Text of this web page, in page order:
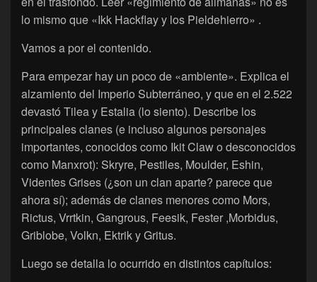
lo mismo que «Ikk Hackflay y los Pieldehierro» .
Vamos a por el contenido.
Para empezar hay un poco de «ambiente». Explica el
alzamiento del Imperio Subterráneo, y que en el 2.522
devastó Tilea y Estalia (lo siento). Describe los
principales clanes (e incluso algunos personajes
importantes, conocidos como Ikit Claw o desconocidos
como Manxrot): Skryre, Pestiles, Moulder, Eshin,
Videntes Grises (¿son un clan aparte? parece que
ahora sí); además de clanes menores como Mors,
Rictus, Vrrtkin, Gangrous, Feesik, Fester ,Morbidus,
Griblobe, Volkn, Ektrik y Gritus.
Luego se detalla lo ocurrido en distintos capítulos: